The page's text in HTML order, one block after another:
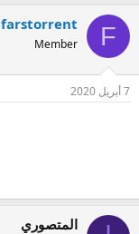
F
farstorrent
Member
7 أبريل 2020
المتصوري